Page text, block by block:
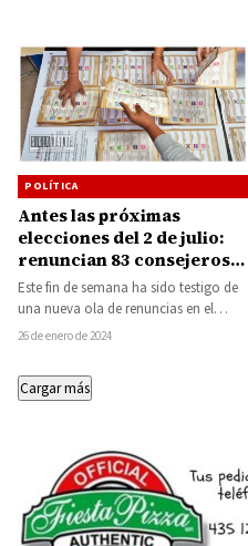
POLÍTICA
Antes las próximas
elecciones del 2 de julio:
renuncian 83 consejeros
de Comités Municipales, el
Instituto Electoral de
Michoacán ya comenzó
Este fin de semana ha sido testigo de
una nueva ola de renuncias en el
Instituto Electoral de…
26 de enero de 2024
Cargar más